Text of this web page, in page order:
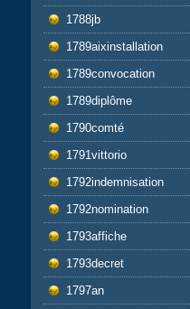
1788jb
1789aixinstallation
1789convocation
1789diplôme
1790comté
1791vittorio
1792indemnisation
1792nomination
1793affiche
1793decret
1797an